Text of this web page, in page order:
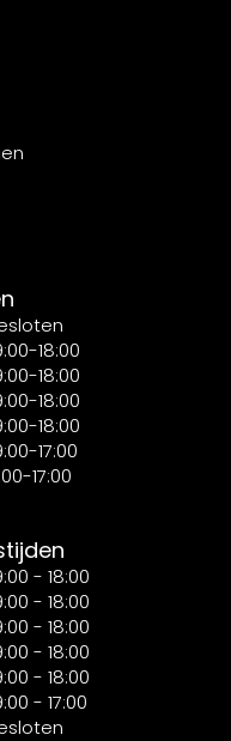
18:00
18:00
18:00
18:00
17:00
17:00
- 18:00
- 18:00
- 18:00
- 18:00
- 18:00
- 17:00